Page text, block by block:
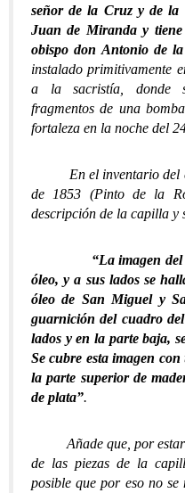
señor de la Cruz y de
Juan de Miranda y tiene
obispo don Antonio de
instalado primitivamente
a la sacristía, donde
fragmentos de una
fortaleza en la noche del
En el inventario del
de 1853 (Pinto de la
descripción de la capilla y
“La imagen
óleo, y a sus lados se
óleo de San Miguel y
guarnición del cuadro
lados y en la parte baja,
Se cubre esta imagen
la parte superior de
de plata”.
Añade que, por estar
de las piezas de la
posible que por eso no